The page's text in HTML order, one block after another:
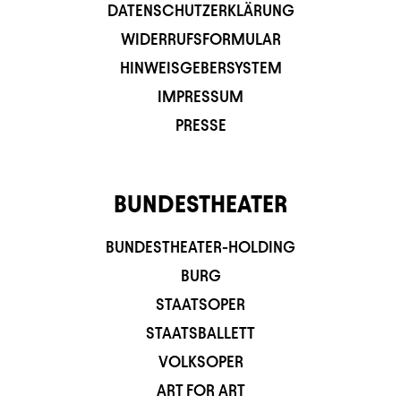
DATENSCHUTZERKLÄRUNG
WIDERRUFSFORMULAR
HINWEISGEBERSYSTEM
IMPRESSUM
PRESSE
BUNDESTHEATER
BUNDESTHEATER-HOLDING
BURG
STAATSOPER
STAATSBALLETT
VOLKSOPER
ART FOR ART